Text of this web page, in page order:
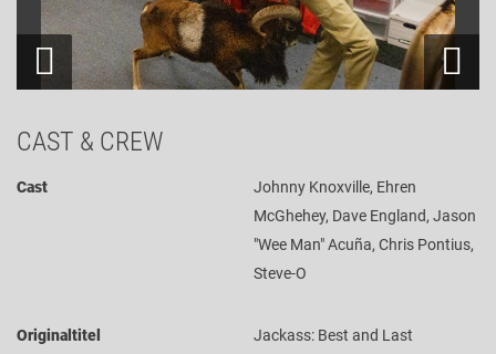
CAST & CREW
Cast
Johnny Knoxville, Ehren
McGhehey, Dave England, Jason
"Wee Man" Acuña, Chris Pontius,
Steve-O
Originaltitel
Jackass: Best and Last